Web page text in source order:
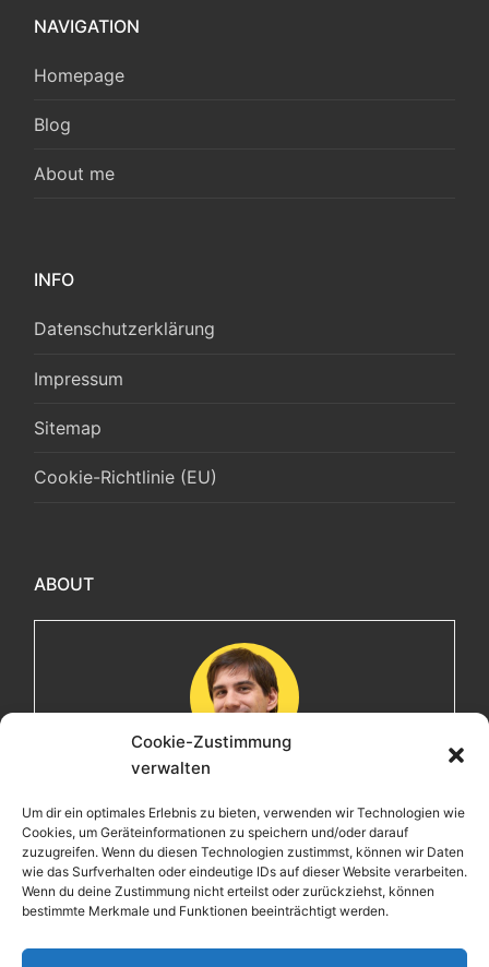
Cookie-Zustimmung
verwalten
Um dir ein optimales Erlebnis zu bieten, verwenden wir Technologien wie
Cookies, um Geräteinformationen zu speichern und/oder darauf
zuzugreifen. Wenn du diesen Technologien zustimmst, können wir Daten
wie das Surfverhalten oder eindeutige IDs auf dieser Website verarbeiten.
Wenn du deine Zustimmung nicht erteilst oder zurückziehst, können
bestimmte Merkmale und Funktionen beeinträchtigt werden.
NAVIGATION
Homepage
Blog
About me
INFO
Datenschutzerklärung
Impressum
Sitemap
Cookie-Richtlinie (EU)
ABOUT
Herzlich willkommen! Ich bin Max, ein Informatiker mit
über 15 Jahren Berufserfahrung. Hier teile ich meine
Leidenschaften, Erlebnisse und Perspektiven. Ich lade
dich ein, gemeinsam mit mir auf eine Entdeckungsreise